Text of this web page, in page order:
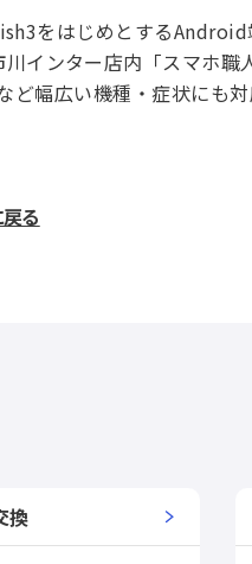
をはじめとする
インター店内「スマホ職
幅広い機種・症状にも対
る
換